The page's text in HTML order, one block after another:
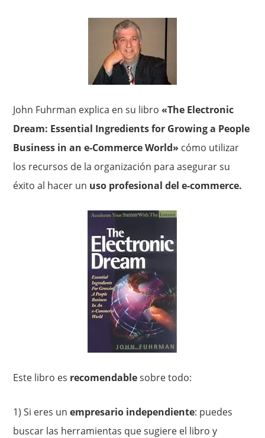
John Fuhrman explica en su libro«The Electronic
Dream: Essential Ingredients for Growing a People
Business in an e-Commerce World» cómo utilizar
los recursos de la organización para asegurar su
éxito al hacer un uso profesional del e-commerce.
Este libro es recomendablesobre todo:
1) Si eres un empresario independiente: puedes
buscar las herramientas que sugiere el libro y